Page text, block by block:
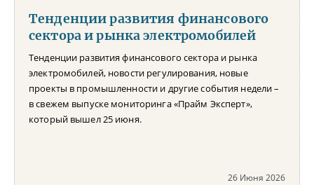
Тенденции развития финансового
сектора и рынка электромобилей
Тенденции развития финансового сектора и рынка
электромобилей, новости регулирования, новые
проекты в промышленности и другие события недели –
в свежем выпуске мониторинга «Прайм Эксперт»,
который вышел 25 июня.
26 Июня 2026